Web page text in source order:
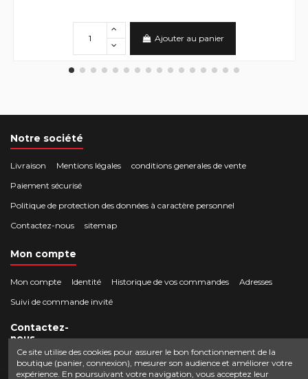
Ajouter au panier
Notre société
Livraison Mentions légales
conditions generales de vente
Paiement sécurisé
Politique de protection des données à caractère personnel
Contactez-nous
sitemap
Mon compte
Mon compte Identité Historique de vos commandes
Adresses
Suivi de commande invité
Contactez-
nous
Crocbois-motoculture.com
Ce site utilise des cookies pour assurer le bon fonctionnement de la
boutique (panier, connexion), mesurer son audience et améliorer votre
expérience. En poursuivant votre navigation, vous acceptez leur